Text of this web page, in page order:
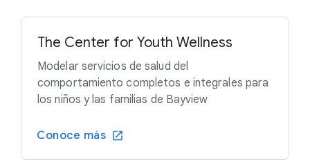
The Center for Youth Wellness
Modelar servicios de salud del
comportamiento completos e integrales para
los niños y las familias de Bayview
Conoce más